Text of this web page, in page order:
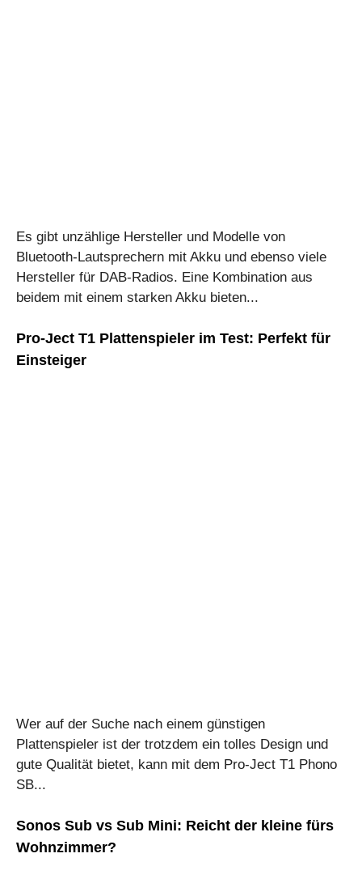
Es gibt unzählige Hersteller und Modelle von
Bluetooth-Lautsprechern mit Akku und ebenso viele
Hersteller für DAB-Radios. Eine Kombination aus
beidem mit einem starken Akku bieten...
Pro-Ject T1 Plattenspieler im Test: Perfekt für
Einsteiger
Wer auf der Suche nach einem günstigen
Plattenspieler ist der trotzdem ein tolles Design und
gute Qualität bietet, kann mit dem Pro-Ject T1 Phono
SB...
Sonos Sub vs Sub Mini: Reicht der kleine fürs
Wohnzimmer?